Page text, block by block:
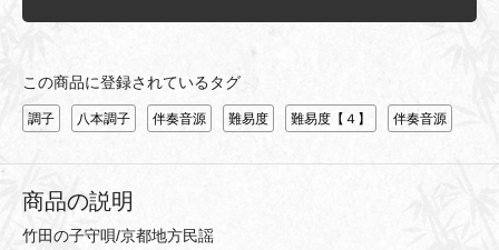
この商品に登録されているタグ
調子 八本調子 伴奏音源 難易度 難易度【４】 伴奏音源
商品の説明
竹田の子守唄/京都地方民謡